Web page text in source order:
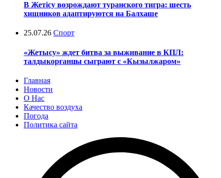
В Жетісу возрождают туранского тигра: шесть
хищников адаптируются на Балхаше
25.07.26 Спорт
«Жетысу» ждет битва за выживание в КПЛ:
талдыкорганцы сыграют с «Кызылжаром»
Главная
Новости
О Нас
Качество воздуха
Погода
Политика сайта